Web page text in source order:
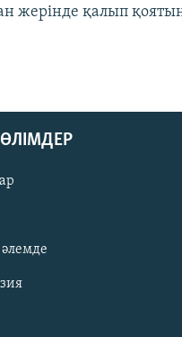
жерінде қалып